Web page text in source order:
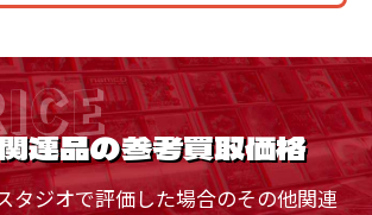
連品の参考買取価格
タジオで評価した場合のその他関連